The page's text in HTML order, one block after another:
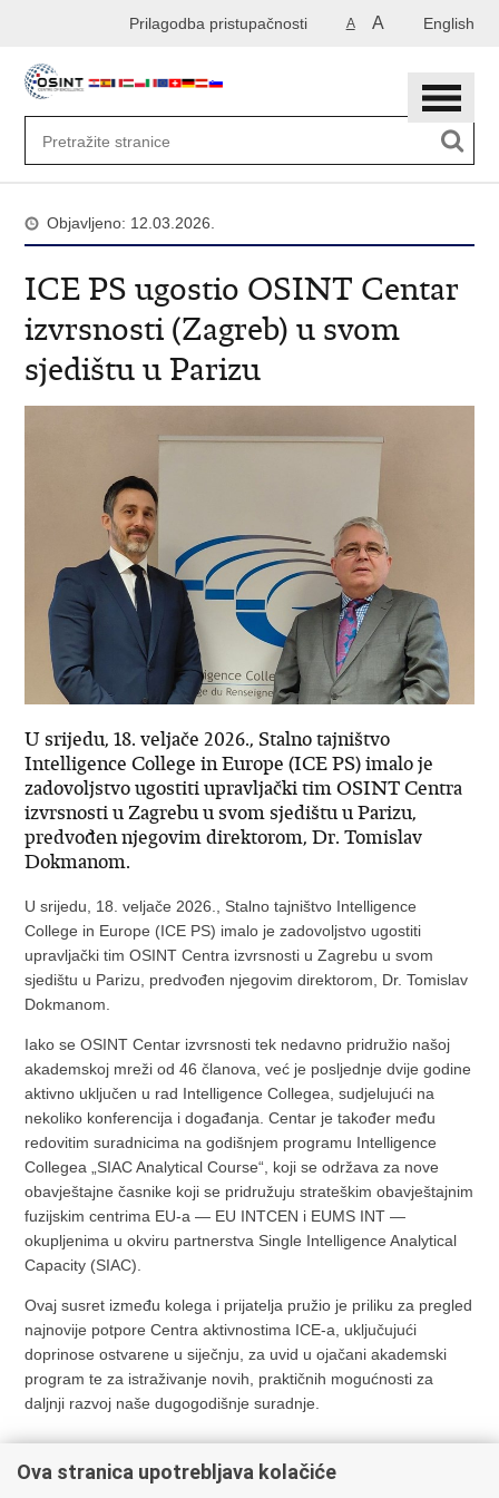
sadržaj
English
A A
Prilagodba pristupačnosti
Objavljeno: 12.03.2026.
ICE PS ugostio OSINT Centar
izvrsnosti (Zagreb) u svom
sjedištu u Parizu
U srijedu, 18. veljače 2026., Stalno tajništvo
Intelligence College in Europe (ICE PS) imalo je
zadovoljstvo ugostiti upravljački tim OSINT Centra
izvrsnosti u Zagrebu u svom sjedištu u Parizu,
predvođen njegovim direktorom, Dr. Tomislav
Dokmanom.
U srijedu, 18. veljače 2026., Stalno tajništvo Intelligence
College in Europe (ICE PS) imalo je zadovoljstvo ugostiti
upravljački timOSINT Centra izvrsnosti u Zagrebu u svom
sjedištu u Parizu, predvođen njegovim direktorom, Dr. Tomislav
Dokmanom.
Iako se OSINT Centar izvrsnosti tek nedavno pridružio našoj
akademskoj mreži od 46 članova, već je posljednje dvije godine
aktivno uključen u rad Intelligence Collegea, sudjelujući na
nekoliko konferencija i događanja. Centar je također među
redovitim suradnicima na godišnjem programu Intelligence
Collegea „SIAC Analytical Course“, koji se održava za nove
obavještajne časnike koji se pridružuju strateškim obavještajnim
fuzijskim centrima EU-a — EU INTCEN i EUMS INT —
okupljenima u okviru partnerstva Single Intelligence Analytical
Capacity (SIAC).
Ovaj susret između kolega i prijatelja pružio je priliku za pregled
najnovije potpore Centra aktivnostima ICE-a, uključujući
doprinose ostvarene u siječnju, za uvid u ojačani akademski
program te za istraživanje novih, praktičnih mogućnosti za
daljnji razvoj naše dugogodišnje suradnje.
Ova stranica upotrebljava kolačiće